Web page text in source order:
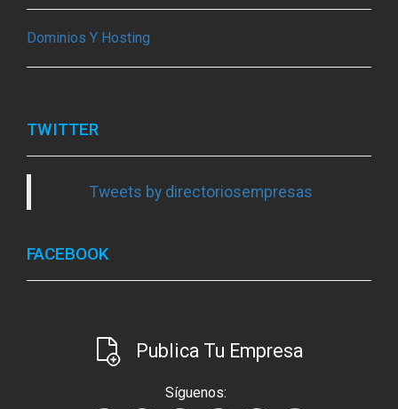
Dominios Y Hosting
TWITTER
Tweets by directoriosempresas
FACEBOOK
Publica Tu Empresa
Síguenos: